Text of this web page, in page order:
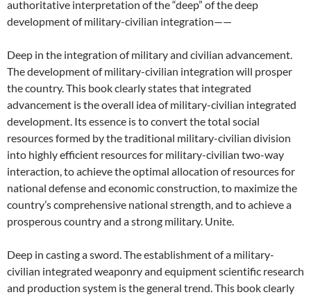
authoritative interpretation of the “deep” of the deep
development of military-civilian integration——
Deep in the integration of military and civilian advancement.
The development of military-civilian integration will prosper
the country. This book clearly states that integrated
advancement is the overall idea of ​​military-civilian integrated
development. Its essence is to convert the total social
resources formed by the traditional military-civilian division
into highly efficient resources for military-civilian two-way
interaction, to achieve the optimal allocation of resources for
national defense and economic construction, to maximize the
country’s comprehensive national strength, and to achieve a
prosperous country and a strong military. Unite.
Deep in casting a sword. The establishment of a military-
civilian integrated weaponry and equipment scientific research
and production system is the general trend. This book clearly